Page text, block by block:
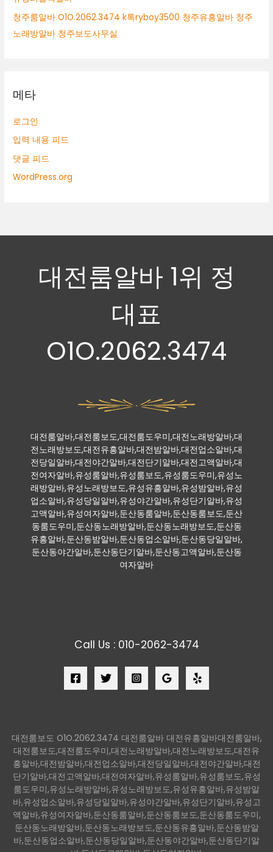
청주룸알바 O1O.2062.3474 k톡ryboy3500 청주유흥알바 청주
노래방알바 청주보도사무실
메타
로그인
입력 내용 피드
댓글 피드
WordPress.org
대전룸알바 1위 정
대표
O1O.2062.3474
대전룸알바,대전룸보도,대전룸도우미,대전노래방알바,대
전노래방보도,대전유흥알바,대전밤알바,대전업소알바,대
전당일알바,대전야간알바,대전단기알바,대전고액알바,대
전여자알바,유성룸알바,유성룸보도,유성룸도우미,유성노
래방알바,유성노래방보도,유성유흥알바,유성밤알바,유성
업소알바,유성당일알바,유성야간알바,유성단기알바,유성
고액알바,유성여자알바,둔산동룸알바,둔산동룸보도,둔산
동룸도우미,둔산동노래방알바,둔산동노래방보도,둔산동
유흥알바,둔산동밤알바,둔산동업소알바,둔산동당일알바,
둔산동야간알바,둔산동단기알바,둔산동고액알바,둔산동
여자알바
Call Us : 010-2062-3474
대전룸보도 O1O.2062.3474 대전룸알바 대전유흥알바대전룸알바,
대전룸보도,대전룸도우미,대전노래방알바,대전노래방보도,대전유
흥알바,대전밤알바,대전업소알바,대전당일알바,대전야간알바,대전
단기알바,대전고액알바,대전여자알바,유성룸알바,유성룸보도,유성
룸도우미,유성노래방알바,유성노래방보도,유성유흥알바,유성밤알
바,유성업소알바,유성당일알바,유성야간알바,유성단기알바,유성고
액알바,유성여자알바,둔산동룸알바,둔산동룸보도,둔산동룸도우미,
둔산동노래방알바,둔산동노래방보도,둔산동유흥알바,둔산동밤알
바,둔산동업소알바,둔산동당일알바,둔산동야간알바,둔산동단기알